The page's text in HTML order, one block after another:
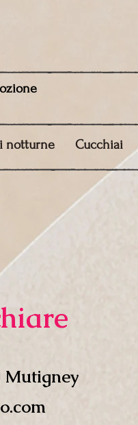
notturne Cucchiai
Mutigney